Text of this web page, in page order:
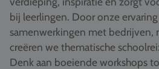
Een offerte aanvragen
Referenties
bij leerlingen. Door onze
samenwerkingen met bedrijven,
creëren we thematische
Denk aan boeiende workshops